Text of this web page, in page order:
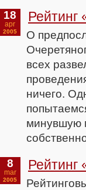
18
apr
2005
Рейтинг
О
всех
ничего.
минувшую
8
mar
2005
Рейтинг